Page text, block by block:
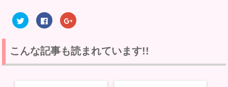
ク
リ
て
T
i
F
a
o
o
で
ク
リ
て
G
o
こんな記事も読まれています!!